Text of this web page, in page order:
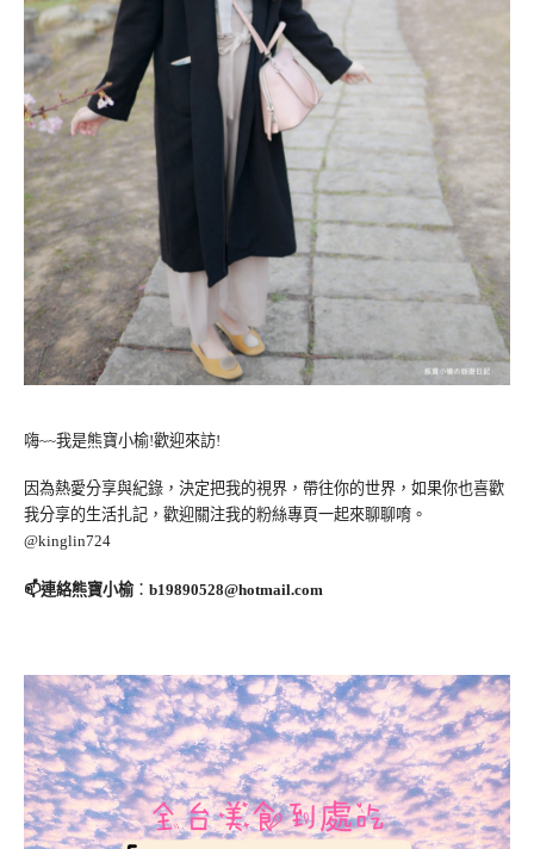
嗨~~我是熊寶小榆!歡迎來訪!
因為熱愛分享與紀錄，決定把我的視界，帶往你的世界，如果你也喜歡
我分享的生活扎記，歡迎關注我的粉絲專頁一起來聊聊唷。
@kinglin724
📫連絡熊寶小榆： b19890528@hotmail.com